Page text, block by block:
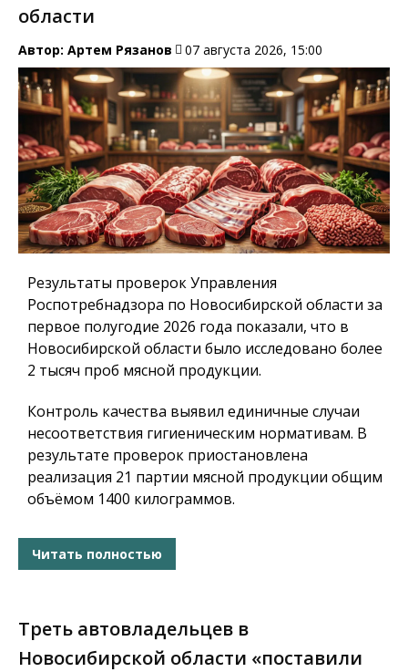
области
Автор: Артем Рязанов 07 августа 2026, 15:00
Результаты проверок Управления
Роспотребнадзора по Новосибирской области за
первое полугодие 2026 года показали, что в
Новосибирской области было исследовано более
2 тысяч проб мясной продукции.
Контроль качества выявил единичные случаи
несоответствия гигиеническим нормативам. В
результате проверок приостановлена
реализация 21 партии мясной продукции общим
объёмом 1400 килограммов.
Читать полностью
Треть автовладельцев в
Новосибирской области «поставили